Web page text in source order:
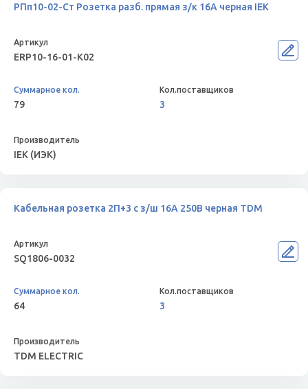
РПп10-02-Ст Розетка разб. прямая з/к 16А черная IEK
ERP10-16-01-K02
79 3
IEK (ИЭК)
Кабельная розетка 2П+3 с з/ш 16А 250B черная TDM
SQ1806-0032
64 3
TDM ELECTRIC